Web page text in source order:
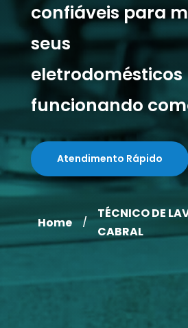
confiáveis para
seus
eletrodomésticos
funcionando
Atendimento Rápido
Home /
TÉCNICO DE
CABRAL